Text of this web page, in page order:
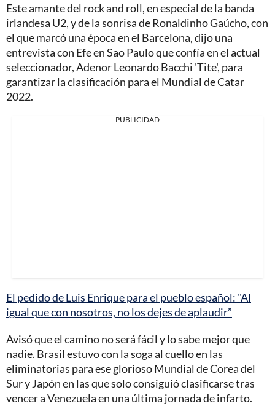
Este amante del rock and roll, en especial de la banda
irlandesa U2, y de la sonrisa de Ronaldinho Gaúcho, con
el que marcó una época en el Barcelona, dijo una
entrevista con Efe en Sao Paulo que confía en el actual
seleccionador, Adenor Leonardo Bacchi 'Tite', para
garantizar la clasificación para el Mundial de Catar
2022.
PUBLICIDAD
El pedido de Luis Enrique para el pueblo español: "Al
igual que con nosotros, no los dejes de aplaudir”
Avisó que el camino no será fácil y lo sabe mejor que
nadie. Brasil estuvo con la soga al cuello en las
eliminatorias para ese glorioso Mundial de Corea del
Sur y Japón en las que solo consiguió clasificarse tras
vencer a Venezuela en una última jornada de infarto.